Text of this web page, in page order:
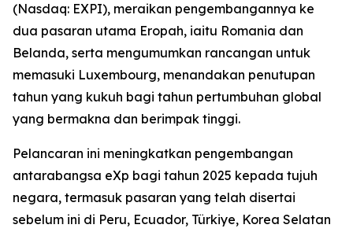
(Nasdaq: EXPI), meraikan pengembangannya ke
dua pasaran utama Eropah, iaitu Romania dan
Belanda, serta mengumumkan rancangan untuk
memasuki Luxembourg, menandakan penutupan
tahun yang kukuh bagi tahun pertumbuhan global
yang bermakna dan berimpak tinggi.
Pelancaran ini meningkatkan pengembangan
antarabangsa eXp bagi tahun 2025 kepada tujuh
negara, termasuk pasaran yang telah disertai
sebelum ini di Peru, Ecuador, Türkiye, Korea Selatan